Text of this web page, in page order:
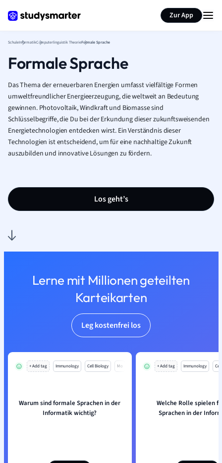
Zur App
SchuleInformatikComputerlinguistik TheorieFormale Sprache
Formale Sprache
Das Thema der erneuerbaren Energien umfasst vielfältige Formen
umweltfreundlicher Energieerzeugung, die weltweit an Bedeutung
gewinnen. Photovoltaik, Windkraft und Biomasse sind
Schlüsselbegriffe, die Du bei der Erkundung dieser zukunftsweisenden
Energietechnologien entdecken wirst. Ein Verständnis dieser
Technologien ist entscheidend, um für eine nachhaltige Zukunft
auszubilden und innovative Lösungen zu fördern.
Los geht’s
Lerne mit Millionen geteilten
Karteikarten
Leg kostenfrei los
+ Add tag Immunology Cell Biology Mo
Warum sind formale Sprachen in der
Informatik wichtig?
+ Add tag Immunology
Welche Rolle spielen
Sprachen in der
Seite zusammenfassen